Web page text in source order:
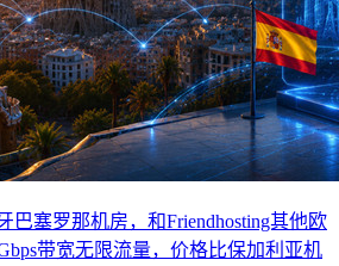
巴塞罗那机房，和Friendhosting其他欧
带宽无限流量，价格比保加利亚机